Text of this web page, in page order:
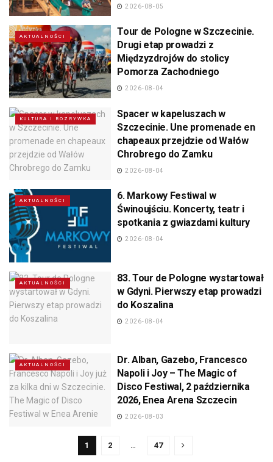
2026-08-05
AKTUALNOŚCI
Tour de Pologne w Szczecinie.
Drugi etap prowadzi z
Międzyzdrojów do stolicy
Pomorza Zachodniego
2026-08-04
KULTURA I ROZRYWKA
Spacer w kapeluszach w
Szczecinie. Une promenade en
chapeaux przejdzie od Wałów
Chrobrego do Zamku
2026-08-04
AKTUALNOŚCI
6. Markowy Festiwal w
Świnoujściu. Koncerty, teatr i
spotkania z gwiazdami kultury
2026-08-04
AKTUALNOŚCI
83. Tour de Pologne wystartował
w Gdyni. Pierwszy etap prowadzi
do Koszalina
2026-08-04
AKTUALNOŚCI
Dr. Alban, Gazebo, Francesco
Napoli i Joy – The Magic of
Disco Festiwal, 2 października
2026, Enea Arena Szczecin
2026-08-03
1 2 47